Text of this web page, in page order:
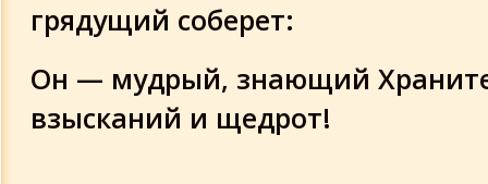
грядущий соберет:
Он — мудрый, знающий
взысканий и щедрот!